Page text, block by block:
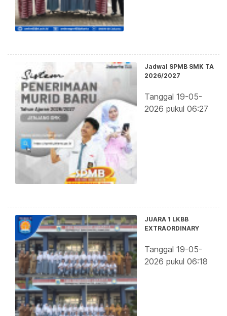
Jadwal SPMB SMK TA
2026/2027
Tanggal 19-05-
2026 pukul 06:27
JUARA 1 LKBB
EXTRAORDINARY
Tanggal 19-05-
2026 pukul 06:18